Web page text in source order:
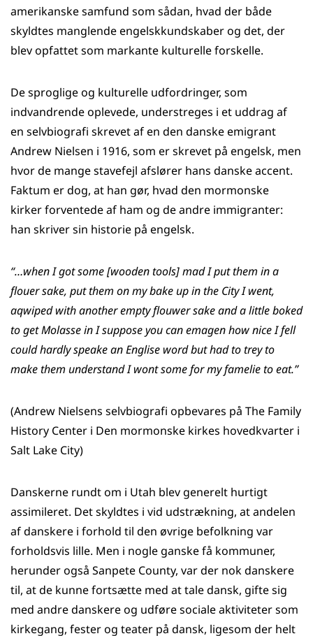
amerikanske samfund som sådan, hvad der både
skyldtes manglende engelskkundskaber og det, der
blev opfattet som markante kulturelle forskelle.
De sproglige og kulturelle udfordringer, som
indvandrende oplevede, understreges i et uddrag af
en selvbiografi skrevet af en den danske emigrant
Andrew Nielsen i 1916, som er skrevet på engelsk, men
hvor de mange stavefejl afslører hans danske accent.
Faktum er dog, at han gør, hvad den mormonske
kirker forventede af ham og de andre immigranter:
han skriver sin historie på engelsk.
“…when I got some [wooden tools] mad I put them in a
flouer sake, put them on my bake up in the City I went,
aqwiped with another empty flouwer sake and a little boked
to get Molasse in I suppose you can emagen how nice I fell
could hardly speake an Englise word but had to trey to
make them understand I wont some for my famelie to eat.”
(Andrew Nielsens selvbiografi opbevares på The Family
History Center i Den mormonske kirkes hovedkvarter i
Salt Lake City)
Danskerne rundt om i Utah blev generelt hurtigt
assimileret. Det skyldtes i vid udstrækning, at andelen
af danskere i forhold til den øvrige befolkning var
forholdsvis lille. Men i nogle ganske få kommuner,
herunder også Sanpete County, var der nok danskere
til, at de kunne fortsætte med at tale dansk, gifte sig
med andre danskere og udføre sociale aktiviteter som
kirkegang, fester og teater på dansk, ligesom der helt